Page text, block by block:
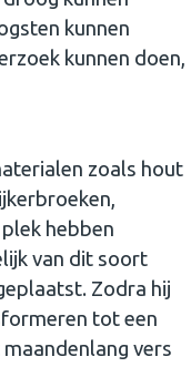
kunnen
kunnen doen,
zoals hout
hebben
van dit soort
Zodra hij
tot een
vers